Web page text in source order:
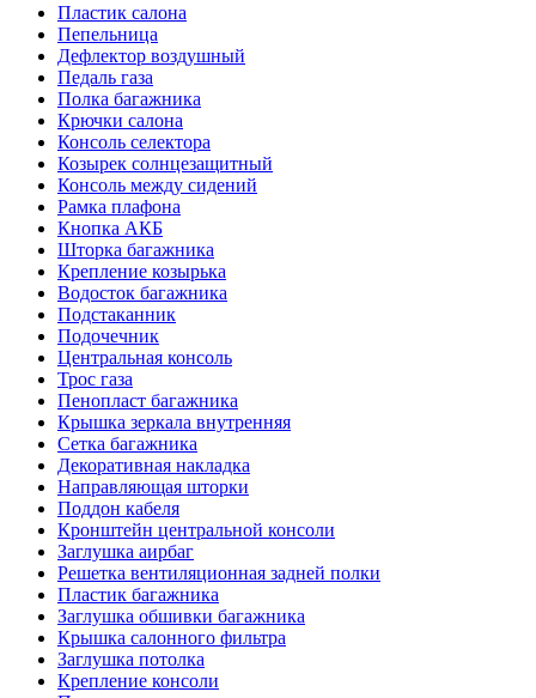
Пластик салона
Пепельница
Дефлектор воздушный
Педаль газа
Полка багажника
Крючки салона
Консоль селектора
Козырек солнцезащитный
Консоль между сидений
Рамка плафона
Кнопка АКБ
Шторка багажника
Крепление козырька
Водосток багажника
Подстаканник
Подочечник
Центральная консоль
Трос газа
Пенопласт багажника
Крышка зеркала внутренняя
Сетка багажника
Декоративная накладка
Направляющая шторки
Поддон кабеля
Кронштейн центральной консоли
Заглушка аирбаг
Решетка вентиляционная задней полки
Пластик багажника
Заглушка обшивки багажника
Крышка салонного фильтра
Заглушка потолка
Крепление консоли